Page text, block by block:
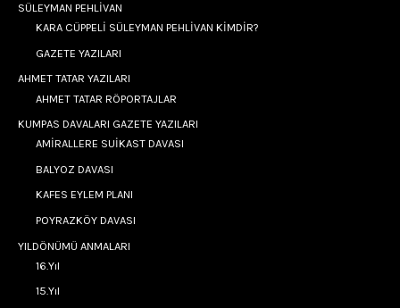
SÜLEYMAN PEHLİVAN
KARA CÜPPELİ SÜLEYMAN PEHLİVAN KİMDİR?
GAZETE YAZILARI
AHMET TATAR YAZILARI
AHMET TATAR RÖPORTAJLAR
KUMPAS DAVALARI GAZETE YAZILARI
AMİRALLERE SUİKAST DAVASI
BALYOZ DAVASI
KAFES EYLEM PLANI
POYRAZKÖY DAVASI
YILDÖNÜMÜ ANMALARI
16.Yıl
15.Yıl